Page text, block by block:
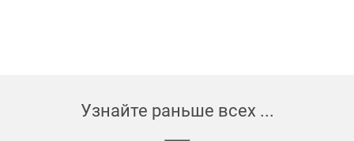
Узнайте раньше всех ...